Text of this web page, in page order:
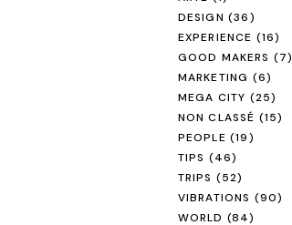
DESIGN (36)
EXPERIENCE (16)
GOOD MAKERS (7)
MARKETING (6)
MEGA CITY (25)
NON CLASSÉ (15)
PEOPLE (19)
TIPS (46)
TRIPS (52)
VIBRATIONS (90)
WORLD (84)